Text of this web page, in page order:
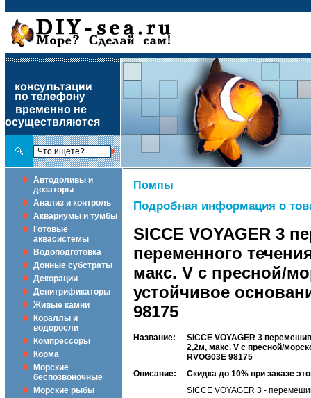
временно не
осуществляются
Автодоливы и
дозаторы
Анализ и контроль
Аквариумы и тумбы
Готовые
аквасистемы
Водоподготовка
Донные субстраты
Декорации
Денитрификаторы
Живые камни
Кораллы и
водоросли
Компрессоры
Корма
Морские
беспозвоночные
Морские рыбы
Помпы
Подробная информация о
SICCE VOYAGER 3
переменного
макс. V с пресной/
устойчивое
98175
Название:
SICCE VOYAGER 3
2,2м, макс. V с пресной/
RVOG03E 98175
Описание:
Скидка до 10% при заказе
SICCE VOYAGER 3 -